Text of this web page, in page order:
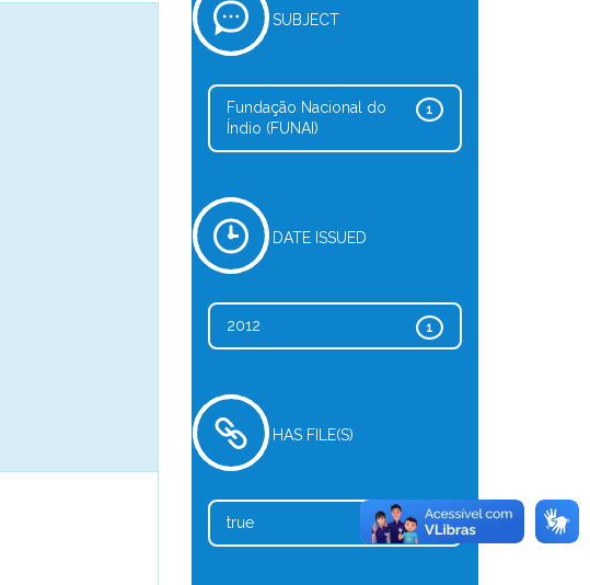
SUBJECT
1
Fundação Nacional do
Índio (FUNAI)
DATE ISSUED
1
2012
HAS FILE(S)
1
true